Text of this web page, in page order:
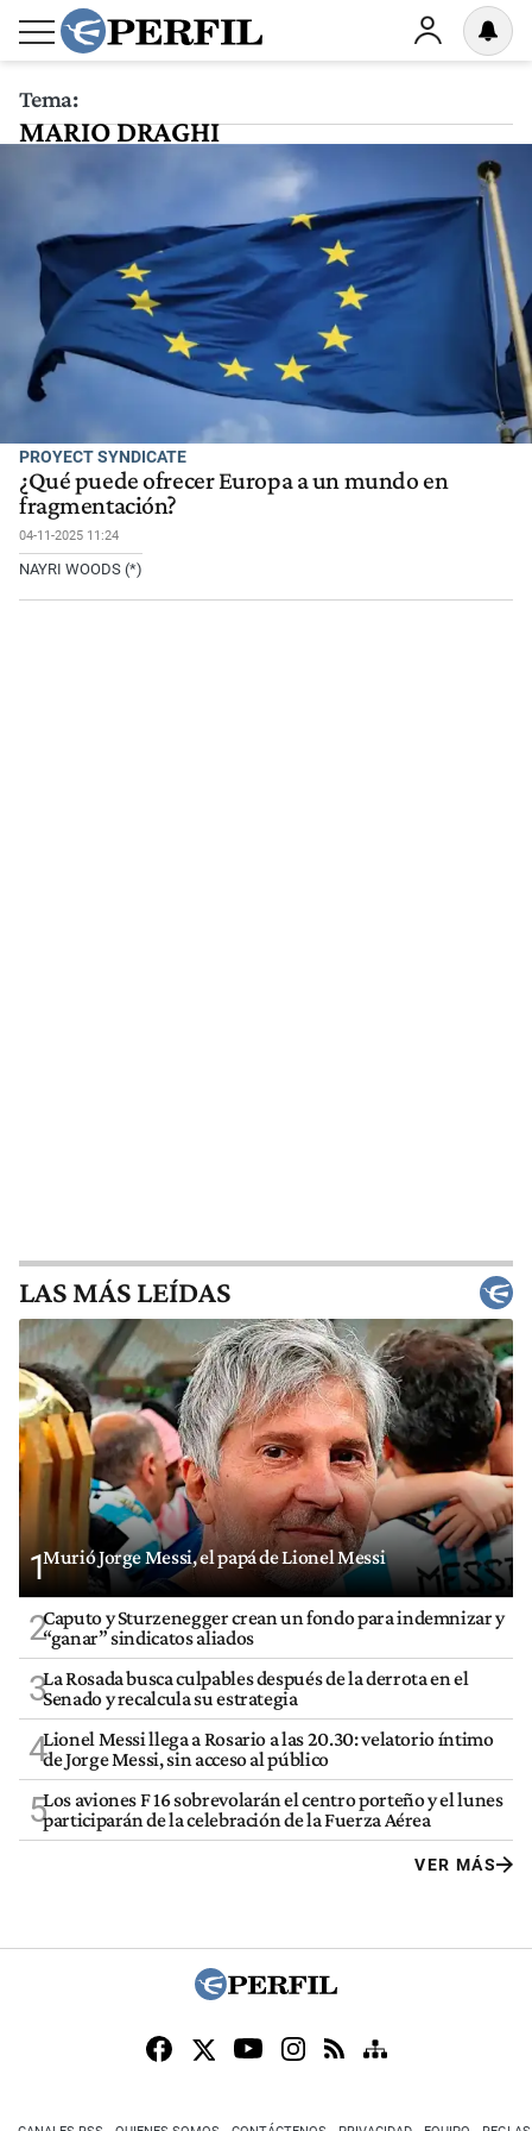
Tema:
MARIO DRAGHI
PROYECT SYNDICATE
¿Qué puede ofrecer Europa a un mundo en
fragmentación?
04-11-2025 11:24
NAYRI WOODS (*)
LAS MÁS LEÍDAS
1Murió Jorge Messi, el papá de Lionel Messi
2Caputo y Sturzenegger crean un fondo para indemnizar y
“ganar” sindicatos aliados
3La Rosada busca culpables después de la derrota en el
Senado y recalcula su estrategia
4Lionel Messi llega a Rosario a las 20.30: velatorio íntimo
de Jorge Messi, sin acceso al público
5Los aviones F 16 sobrevolarán el centro porteño y el lunes
participarán de la celebración de la Fuerza Aérea
VER MÁS